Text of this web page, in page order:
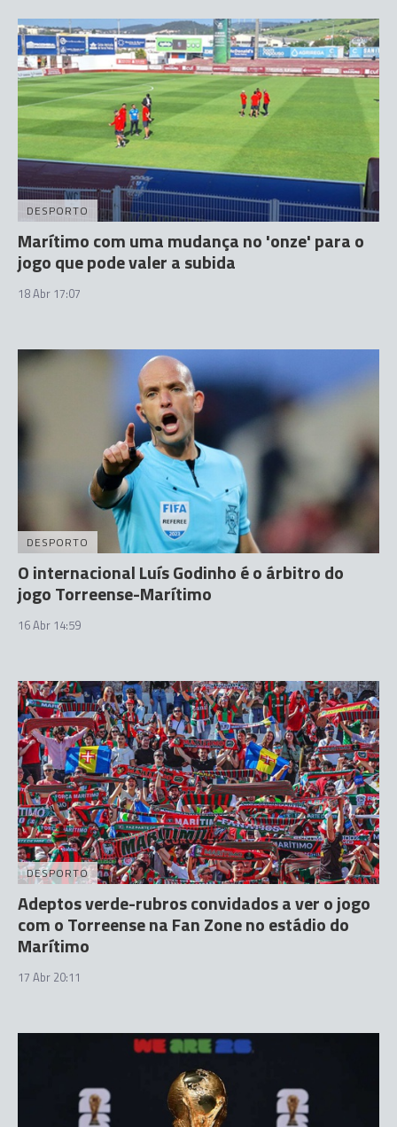
DESPORTO
Marítimo com uma mudança no 'onze' para o
jogo que pode valer a subida
18 Abr 17:07
DESPORTO
O internacional Luís Godinho é o árbitro do
jogo Torreense-Marítimo
16 Abr 14:59
DESPORTO
Adeptos verde-rubros convidados a ver o jogo
com o Torreense na Fan Zone no estádio do
Marítimo
17 Abr 20:11